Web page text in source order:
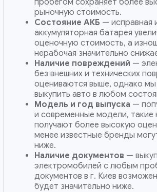
рыночную стоимость.
Состояние АКБ — исправная
аккумуляторная батарея
оценочную стоимость, а
нерабочая значительно
Наличие повреждений —
без внешних и технических
оцениваются выше, однако мы
выкупить авто в любом
Модель и год выпуска —
и современные модели, такие
получают более высокую
менее известные бренды
ниже.
Наличие документов — выкуп
электромобилей с любым
документов в г. Киев
будет значительно ниже.